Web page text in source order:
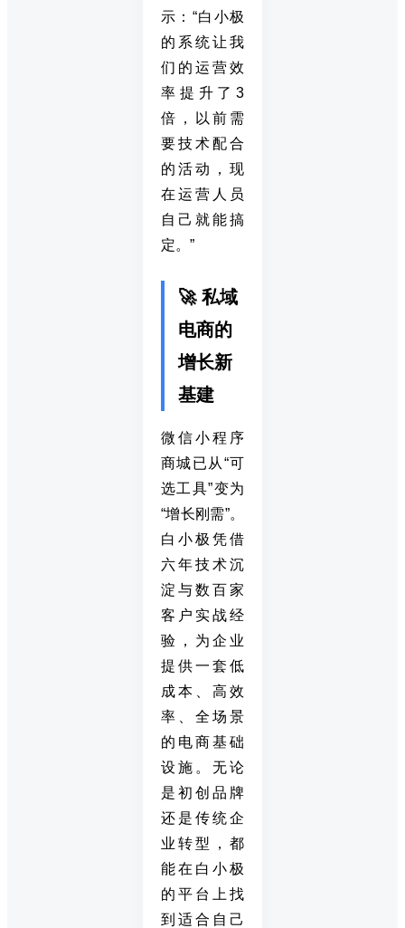
示：“白小极
的系统让我
们的运营效
率提升了3
倍，以前需
要技术配合
的活动，现
在运营人员
自己就能搞
定。”
🚀 私域
电商的
增长新
基建
微信小程序
商城已从“可
选工具”变为
“增长刚需”。
白小极凭借
六年技术沉
淀与数百家
客户实战经
验，为企业
提供一套低
成本、高效
率、全场景
的电商基础
设施。无论
是初创品牌
还是传统企
业转型，都
能在白小极
的平台上找
到适合自己